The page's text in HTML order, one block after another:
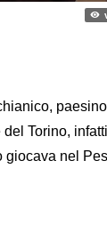
Torino,
nel